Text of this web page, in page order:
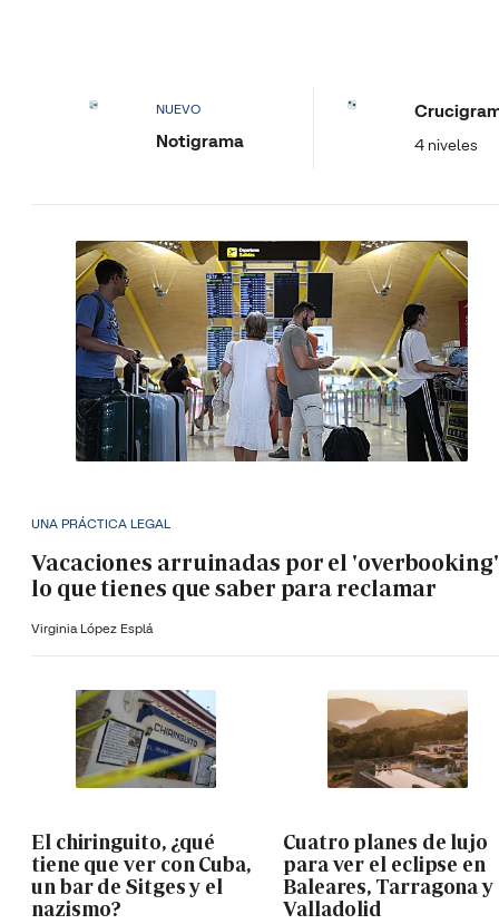
NUEVO
Notigrama 4 niveles
UNA PRÁCTICA LEGAL
Vacaciones arruinadas por el
lo que tienes que saber para reclamar
Virginia López Esplá
El chiringuito, ¿qué
tiene que ver con Cuba,
un bar de Sitges y el
nazismo?
Cuatro planes de lujo
para ver el eclipse en
Baleares, Tarragona y
Valladolid